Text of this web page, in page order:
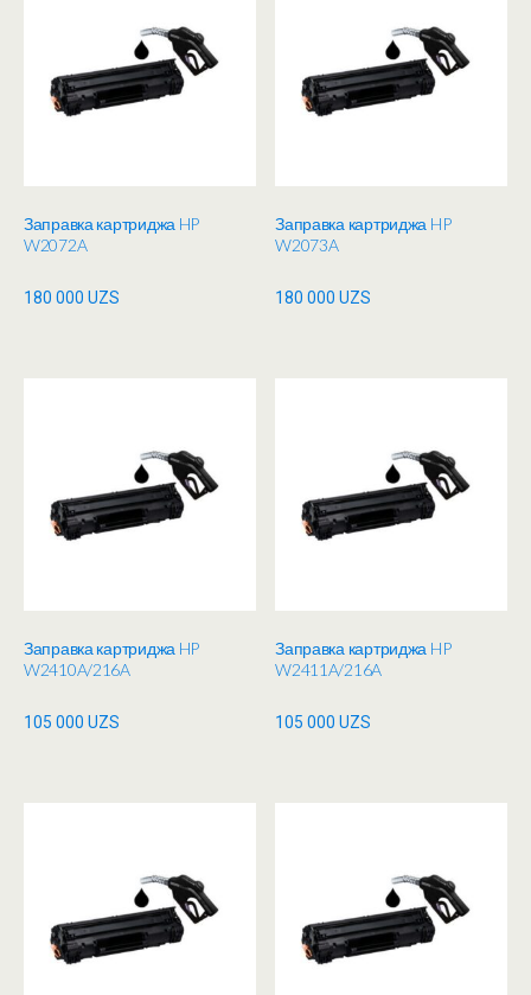
Заправка картриджа HP
W2072A
180 000 UZS
Заправка картриджа HP
W2073A
180 000UZS
Заправка картриджа HP
W2410A/216A
105 000 UZS
Заправка картриджа HP
W2411A/216A
105 000UZS